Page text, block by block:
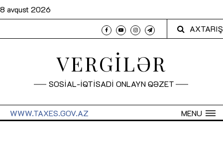
8 avqust 2026
AXTARIŞ
VERGİLƏR
SOSİAL-İQTİSADİ ONLAYN QƏZET
MENU
WWW.TAXES.GOV.AZ